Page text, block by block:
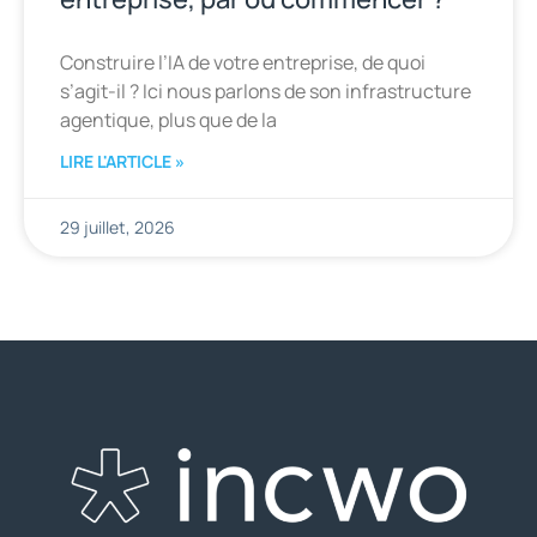
Construire l’IA de votre entreprise, de quoi
s’agit-il ? Ici nous parlons de son infrastructure
agentique, plus que de la
LIRE L'ARTICLE »
29 juillet, 2026